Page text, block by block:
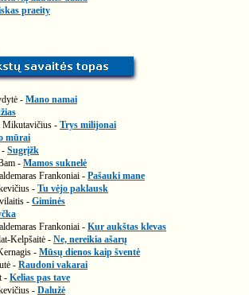
praeity
- Mano namai
Mikutavičius - Trys milijonai
mūrai
- Sugrįžk
- Mamos suknelė
Frankoniai - Pašauki mane
- Tu vėjo paklausk
- Giminės
Frankoniai - Kur aukštas klevas
Kelpšaitė - Ne, nereikia ašarų
- Mūsų dienos kaip šventė
- Raudoni vakarai
- Kelias pas tave
- Dalužė